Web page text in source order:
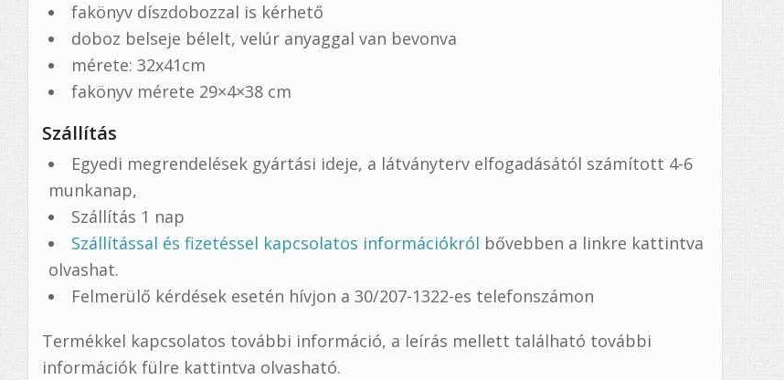
fakönyv díszdobozzal is kérhető
doboz belseje bélelt, velúr anyaggal van bevonva
mérete: 32x41cm
fakönyv mérete 29×4×38 cm
Szállítás
Egyedi megrendelések gyártási ideje, a látványterv elfogadásától számított 4-6
munkanap,
Szállítás 1 nap
Szállítással és fizetéssel kapcsolatos információkról bővebben a linkre kattintva
olvashat.
Felmerülő kérdések esetén hívjon a 30/207-1322-es telefonszámon
Termékkel kapcsolatos további információ, a leírás mellett található további
információk fülre kattintva olvasható.